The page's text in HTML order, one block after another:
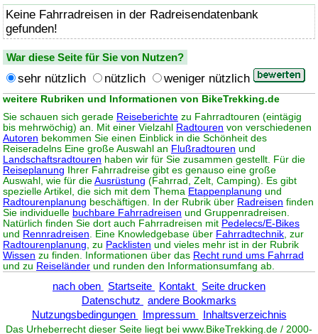
Keine Fahrradreisen in der Radreisendatenbank
gefunden!
War diese Seite für Sie von Nutzen?
sehr nützlich nützlich weniger nützlich
weitere Rubriken und Informationen von BikeTrekking.de
Sie schauen sich gerade Reiseberichte zu Fahrradtouren (eintägig
bis mehrwöchig) an. Mit einer Vielzahl
Radtouren von verschiedenen
Autoren bekommen Sie einen Einblick in die Schönheit des
Reiseradelns Eine große Auswahl an Flußradtouren und
Landschaftsradtouren haben wir für Sie zusammen gestellt. Für die
Reiseplanung Ihrer Fahrradreise gibt es genauso eine große
Auswahl, wie für die Ausrüstung (Fahrrad, Zelt, Camping). Es gibt
spezielle Artikel, die sich mit dem Thema Etappenplanung und
Radtourenplanung beschäftigen. In der Rubrik über Radreisen finden
Sie individuelle buchbare Fahrradreisen und Gruppenradreisen.
Natürlich finden Sie dort auch Fahrradreisen mit Pedelecs/E-Bikes
und Rennradreisen. Eine Knowledgebase über Fahrradtechnik, zur
Radtourenplanung, zu Packlisten und vieles mehr ist in der Rubrik
Wissen zu finden. Informationen über das Recht rund ums Fahrrad
und zu Reiseländer und runden den Informationsumfang ab.
nach oben Startseite Kontakt
Seite drucken
Datenschutz
andere Bookmarks
Nutzungsbedingungen
Impressum Inhaltsverzeichnis
Das Urheberrecht dieser Seite liegt bei www. BikeTrekking.de / 2000-